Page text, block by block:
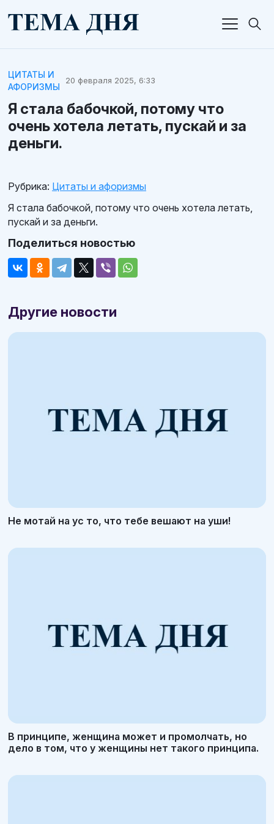
ЦИТАТЫ И
АФОРИЗМЫ
20 февраля 2025, 6:33
Я стала бабочкой, потому что
очень хотела летать, пускай и за
деньги.
Рубрика: Цитаты и афоризмы
Я стала бабочкой, потому что очень хотела летать,
пускай и за деньги.
Поделиться новостью
Другие новости
Не мотай на ус то, что тебе вешают на уши!
В принципе, женщина может и промолчать, но
дело в том, что у женщины нет такого принципа.